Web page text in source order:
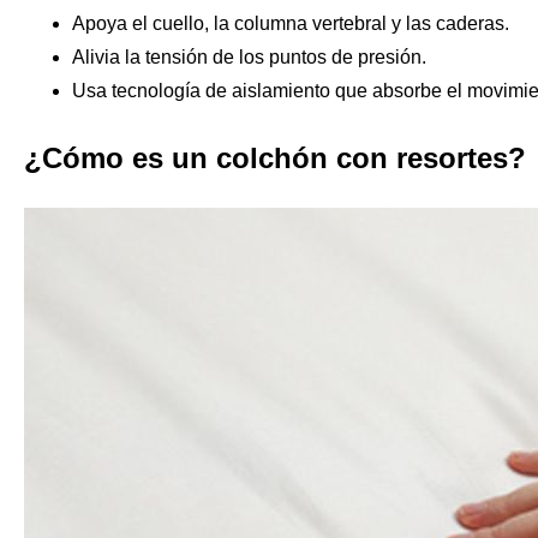
Apoya el cuello, la columna vertebral y las caderas.
Alivia la tensión de los puntos de presión.
Usa tecnología de aislamiento que absorbe el
¿Cómo es un colchón con resortes?